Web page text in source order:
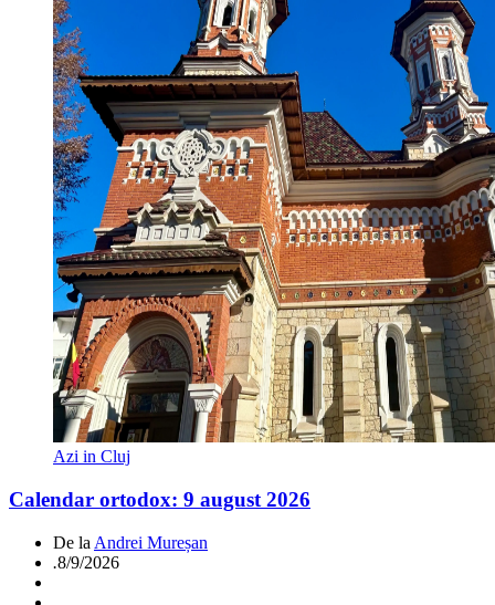
Azi in Cluj
Calendar ortodox: 9 august 2026
De la Andrei Mureșan
.8/9/2026